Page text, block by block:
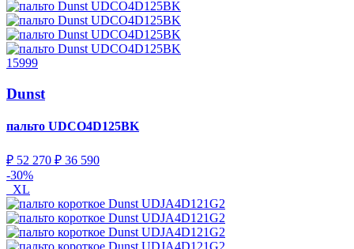
15999
Dunst
пальто UDCO4D125BK
₽ 52 270 ₽ 36 590
-30%
XL